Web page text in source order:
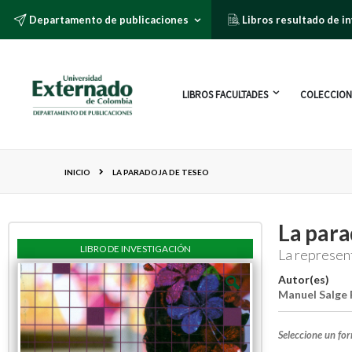
Departamento de publicaciones Libros resultado de
LIBROS FACULTADES
INICIO LA PARADOJA DE TESEO
La
La
Autor(es)
Manuel Salge
Seleccione un
LIBRO DE INVESTIGACIÓN